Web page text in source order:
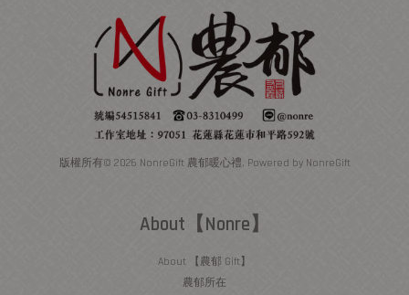
版權所有© 2026 NonreGift 農郁暖心禮. Powered by NonreGift
About【Nonre】
About 【農郁 Gift】
農郁所在